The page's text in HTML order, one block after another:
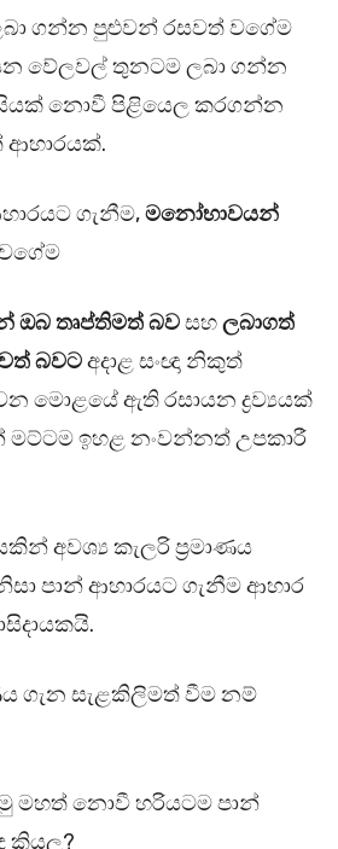
ගන්න පුළුවන් රසවත් වගේම
වේලවල් තුනටම ලබා ගන්න
නොවී පිළියෙල කරගන්න
ආහාරයක්.
ගැනීම,මනෝභාවයන්
ඔබ තෘප්තිමත් බවසහලබාගත්
බවටඅදාළ සංඥා නිකුත්
මොළයේ ඇති රසායන ද්‍රව්‍යයක්
ඉහළ නංවන්නත් උපකාරී
අවශ්‍ය කැලරි ප්‍රමාණය
පාන් ආහාරයට ගැනීම ආහාර
ගැන සැළකිලිමත් වීම නම්
මහත් නොවී හරියටම පාන්
කියල?